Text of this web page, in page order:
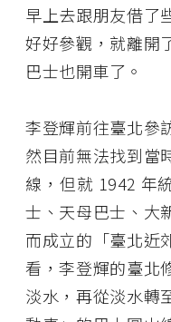
早上去跟朋友借了
好好參觀，就離開
巴士也開車了。
李登輝前往臺北參
然目前無法找到當
線，但就 1942 年
士、天母巴士、大
而成立的「臺北近
看，李登輝的臺北
淡水，再從淡水轉